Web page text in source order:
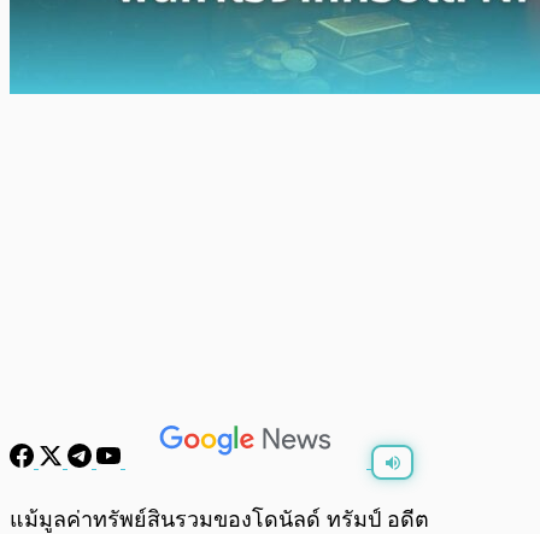
พร้อมเล่น 0:00
แม้มูลค่าทรัพย์สินรวมของโดนัลด์ ทรัมป์ อดีต